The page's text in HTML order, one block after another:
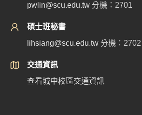
pwlin@scu.edu.tw 分機：2701
碩士班秘書
lihsiang@scu.edu.tw 分機：2702
交通資訊
查看城中校區交通資訊